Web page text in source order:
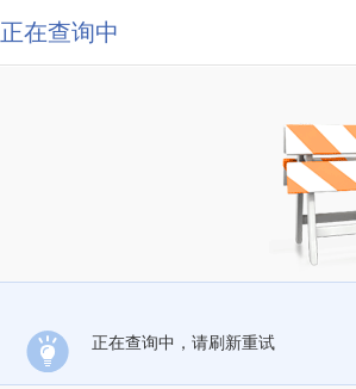
正在查询中
正在查询中，请刷新重试